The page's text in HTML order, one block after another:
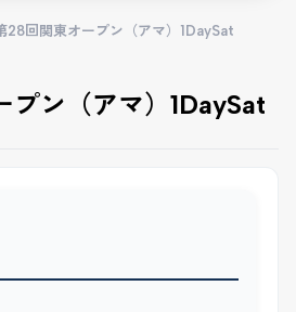
28回関東オープン（アマ）1DaySat
プン（アマ）1DaySat